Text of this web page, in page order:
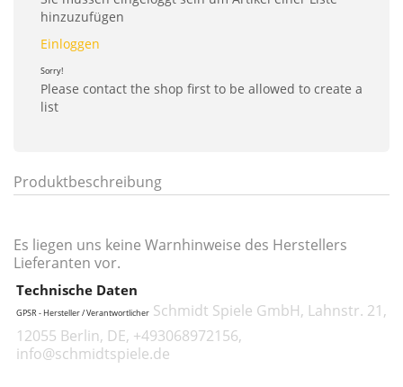
hinzuzufügen
Einloggen
Sorry!
Please contact the shop first to be allowed to create a
list
Produktbeschreibung
Es liegen uns keine Warnhinweise des Herstellers
Lieferanten vor.
Technische Daten
GPSR - Hersteller / Verantwortlicher Schmidt Spiele GmbH, Lahnstr. 21,
12055 Berlin, DE, +493068972156,
info@schmidtspiele.de